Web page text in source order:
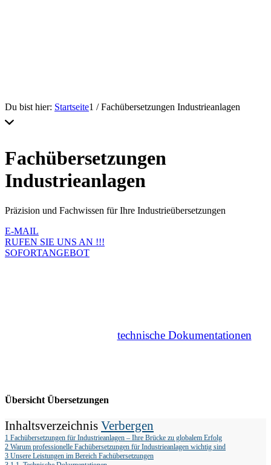
Du bist hier: Startseite1 / Fachübersetzungen Industrieanlagen
Fachübersetzungen
Industrieanlagen
Präzision und Fachwissen für Ihre Industrieübersetzungen
E-MAIL
RUFEN SIE UNS AN !!!
SOFORTANGEBOT
technische Dokumentationen
Übersicht Übersetzungen
Inhaltsverzeichnis Verbergen
1 Fachübersetzungen für Industrieanlagen – Ihre Brücke zu globalem Erfolg
2 Warum professionelle Fachübersetzungen für Industrieanlagen wichtig sind
3 Unsere Leistungen im Bereich Fachübersetzungen